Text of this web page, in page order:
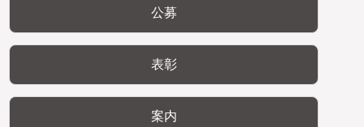
公募
表彰
案内